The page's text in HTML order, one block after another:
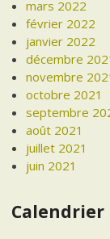
mars 2022
février 2022
janvier 2022
décembre
novembre
octobre 2021
septembre
août 2021
juillet 2021
juin 2021